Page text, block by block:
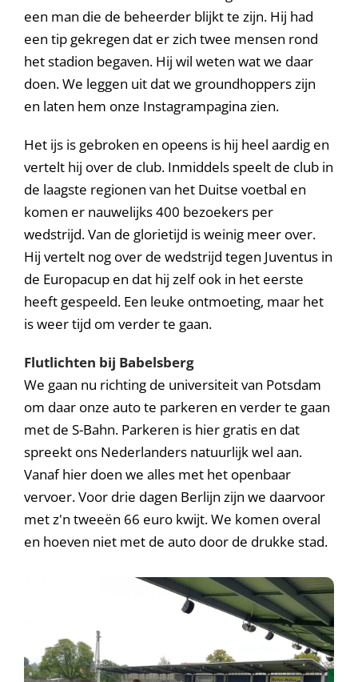
een man die de beheerder blijkt te zijn. Hij had
een tip gekregen dat er zich twee mensen rond
het stadion begaven. Hij wil weten wat we daar
doen. We leggen uit dat we groundhoppers zijn
en laten hem onze Instagrampagina zien.
Het ijs is gebroken en opeens is hij heel aardig en
vertelt hij over de club. Inmiddels speelt de club in
de laagste regionen van het Duitse voetbal en
komen er nauwelijks 400 bezoekers per
wedstrijd. Van de glorietijd is weinig meer over.
Hij vertelt nog over de wedstrijd tegen Juventus in
de Europacup en dat hij zelf ook in het eerste
heeft gespeeld. Een leuke ontmoeting, maar het
is weer tijd om verder te gaan.
Flutlichten bij Babelsberg
We gaan nu richting de universiteit van Potsdam
om daar onze auto te parkeren en verder te gaan
met de S-Bahn. Parkeren is hier gratis en dat
spreekt ons Nederlanders natuurlijk wel aan.
Vanaf hier doen we alles met het openbaar
vervoer. Voor drie dagen Berlijn zijn we daarvoor
met z'n tweeën 66 euro kwijt. We komen overal
en hoeven niet met de auto door de drukke stad.